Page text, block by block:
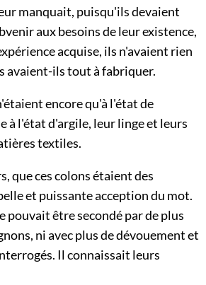
manquait, puisqu'ils devaient
aux besoins de leur existence,
acquise, ils n'avaient rien
avaient-ils tout à fabriquer.
encore qu'à l'état de
à l'état d'argile, leur linge et leurs
textiles.
que ces colons étaient des
et puissante acception du mot.
pouvait être secondé par de plus
ni avec plus de dévouement et
Il connaissait leurs